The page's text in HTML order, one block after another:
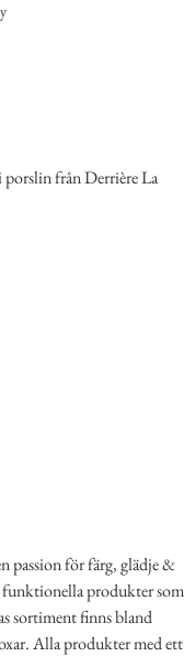
porslin från Derrière La
passion för färg, glädje &
funktionella produkter som
sortiment finns bland
Alla produkter med ett